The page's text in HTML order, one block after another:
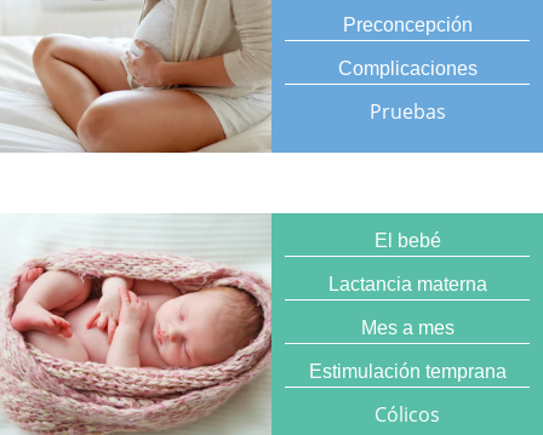
Preconcepción
Complicaciones
Pruebas
El bebé
Lactancia materna
Mes a mes
Estimulación temprana
Cólicos